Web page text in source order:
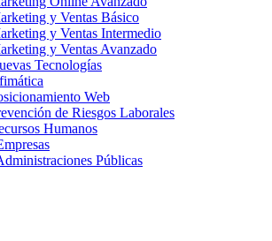
y Ventas Básico
y Ventas Intermedio
y Ventas Avanzado
Tecnologías
Web
de Riesgos Laborales
Humanos
Públicas